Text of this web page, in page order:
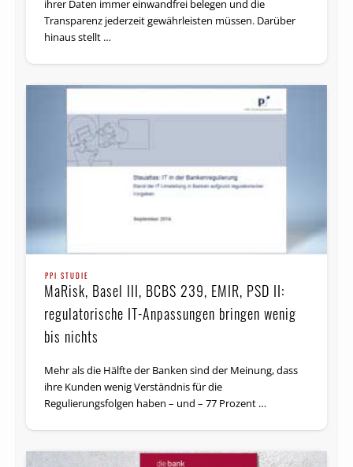
ihrer Daten immer einwandfrei belegen und die
Transparenz jederzeit gewährleisten müssen. Darüber
hinaus stellt …
PPI STUDIE
MaRisk, Basel III, BCBS 239, EMIR, PSD II:
regulatorische IT-Anpassungen bringen wenig
bis nichts
Mehr als die Hälfte der Banken sind der Meinung, dass
ihre Kunden wenig Verständnis für die
Regulierungsfolgen haben – und – 77 Prozent …